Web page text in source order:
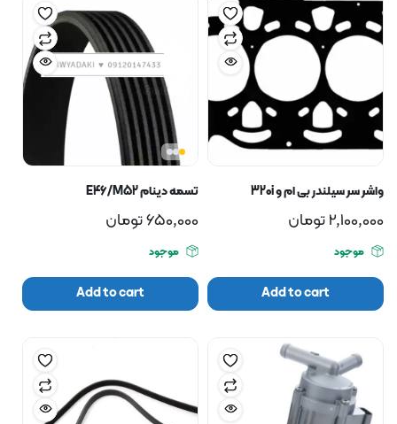
واشر سر سیلندر بی ام و 320i
2,100,000تومان
موجود
Add to cart
تسمه دینام E46/M52
650,000تومان
موجود
Add to cart